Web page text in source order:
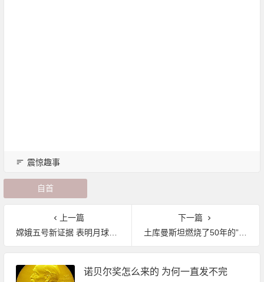
震惊趣事
自首
上一篇
嫦娥五号新证据 表明月球有水资源测存在
下一篇
土库曼斯坦燃烧了50年的”地狱之门” 被总统下令关闭
诺贝尔奖怎么来的 为何一直发不完